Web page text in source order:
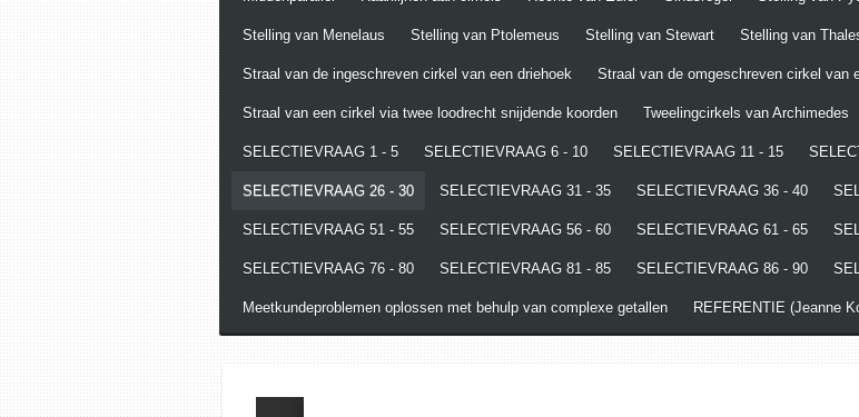
Stelling van Menelaus Stelling van Ptolemeus Stelling van Stewart Stelling van
Straal van de ingeschreven cirkel van een driehoek Straal van de omgeschreven cirkel van
Straal van een cirkel via twee loodrecht snijdende koorden Tweelingcirkels van Archimedes
SELECTIEVRAAG 1 - 5 SELECTIEVRAAG 6 - 10 SELECTIEVRAAG 11 - 15
SELECTIEVRAAG 26 - 30 SELECTIEVRAAG 31 - 35 SELECTIEVRAAG 36 - 40
SELECTIEVRAAG 51 - 55 SELECTIEVRAAG 56 - 60 SELECTIEVRAAG 61 - 65
SELECTIEVRAAG 76 - 80 SELECTIEVRAAG 81 - 85 SELECTIEVRAAG 86 - 90
Meetkundeproblemen oplossen met behulp van complexe getallen REFERENTIE (Jeanne